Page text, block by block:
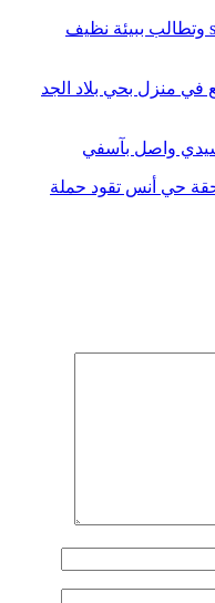
ساكنة حي العريصة تعاني مع شركة sos وتطالب ببيئة نظيف
في منزل بحي بلاد الجد
حي أنس تقود حملة